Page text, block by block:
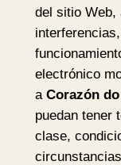
del sitio Web,
electrónico
a Corazón
puedan tener
clase,